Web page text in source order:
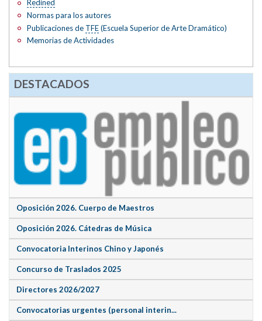
Redined
Normas para los autores
Publicaciones de TFE(Escuela Superior de Arte Dramático)
Memorias de Actividades
DESTACADOS
Oposición 2026. Cuerpo de Maestros
Oposición 2026. Cátedras de Música
Convocatoria Interinos Chino y Japonés
Concurso de Traslados 2025
Directores 2026/2027
Convocatorias urgentes (personal interin...